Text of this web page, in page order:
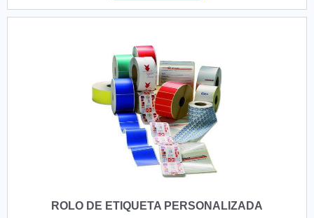
diferenciados.Formas de contatar a empresa para adquirir
anos é a Mack Color. Referência no segmento e oferta um
amplo portfólio de produtos a todos os clientes. O principal
diferencial é a linha de produção, pois todos os itens são
confeccionados com materiais de alta qualidade, ótima
aderência e longa durabilidade, sem contar o
departamento de qualidade que contribui para a eficácia
dos produtos.Faça contato agora mesmo e saiba mais do
rolo de etiquetas e outros produtos! Solicite orçamentos
ROLO DE ETIQUETA PERSONALIZADA